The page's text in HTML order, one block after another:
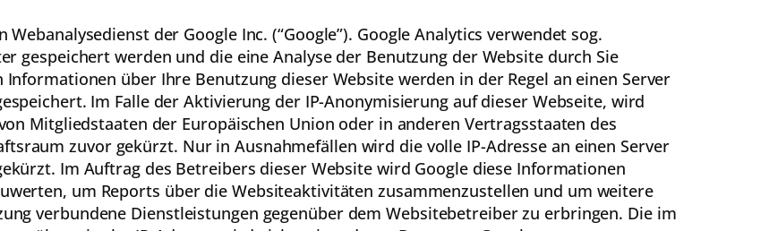
der Google Inc. (“Google”). Google Analytics verwendet sog.
gespeichert werden und die eine Analyse der Benutzung der Website durch Sie
über Ihre Benutzung dieser Website werden in der Regel an einen Server
Im Falle der Aktivierung der IP-Anonymisierung auf dieser Webseite, wird
Mitgliedstaaten der Europäischen Union oder in anderen Vertragsstaaten des
zuvor gekürzt. Nur in Ausnahmefällen wird die volle IP-Adresse an einen Server
Im Auftrag des Betreibers dieser Website wird Google diese Informationen
um Reports über die Websiteaktivitäten zusammenzustellen und um weitere
verbundene Dienstleistungen gegenüber dem Websitebetreiber zu erbringen. Die im